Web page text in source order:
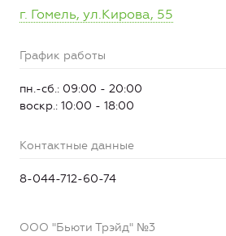
г. Гомель, ул.Кирова, 55
График работы
пн.-сб.: 09:00 - 20:00
воскр.: 10:00 - 18:00
Контактные данные
8-044-712-60-74
ООО "Бьюти Трэйд" №3